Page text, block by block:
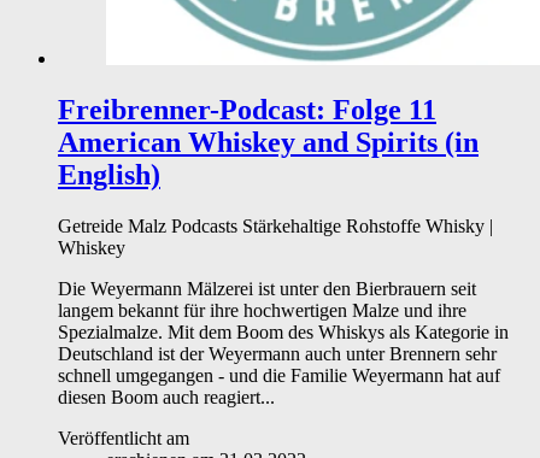
Freibrenner-Podcast: Folge 11
American Whiskey and Spirits (in
English)
Getreide Malz Podcasts Stärkehaltige Rohstoffe Whisky |
Whiskey
Die Weyermann Mälzerei ist unter den Bierbrauern seit
langem bekannt für ihre hochwertigen Malze und ihre
Spezialmalze. Mit dem Boom des Whiskys als Kategorie in
Deutschland ist der Weyermann auch unter Brennern sehr
schnell umgegangen - und die Familie Weyermann hat auf
diesen Boom auch reagiert...
Veröffentlicht am